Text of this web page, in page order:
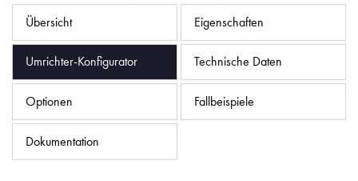
Übersicht Eigenschaften
Umrichter-Konfigurator Technische Daten
Optionen Fallbeispiele
Dokumentation
Datenschutzrichtlinie
Sitemap